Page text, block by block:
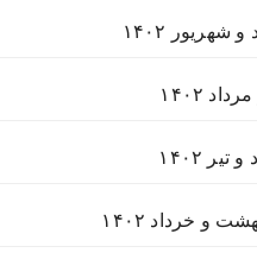
شهریور ۱۴۰۲
۱۴۰۲
۱۴۰۲
و خرداد ۱۴۰۲